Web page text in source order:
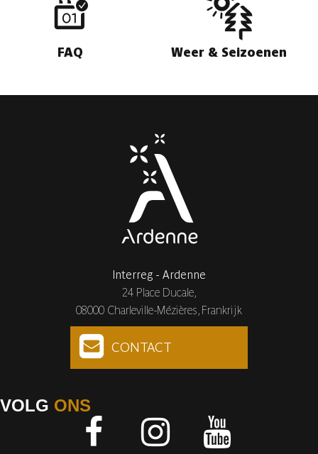
FAQ Weer & Seizoenen
Interreg - Ardenne
24 Place Ducale,
08000 Charleville-Mézières, Frankrijk
CONTACT
VOLG ONS